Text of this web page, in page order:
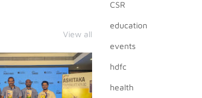
View all
CSR
education
events
hdfc
health